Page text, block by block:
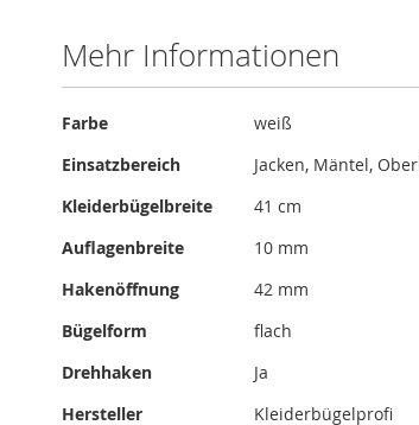
Mehr Informationen
Mehr
Farbe
weiß
Einsatzbereich
Jacken, Mäntel,
Kleiderbügelbreite
41 cm
Auflagenbreite
10 mm
Hakenöffnung
42 mm
Bügelform
flach
Drehhaken
Ja
Hersteller
Kleiderbügelprofi